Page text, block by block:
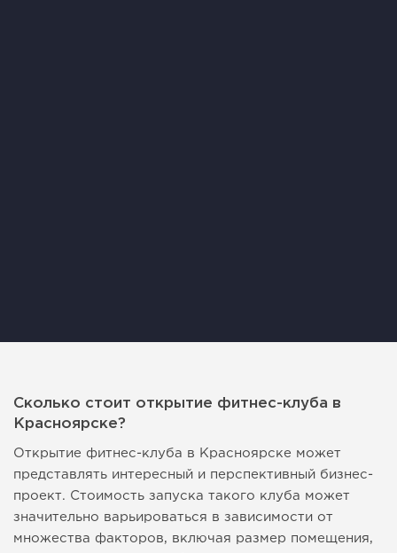
Сколько стоит открытие фитнес-клуба в
Красноярске?
Открытие фитнес-клуба в Красноярске может
представлять интересный и перспективный бизнес-
проект. Стоимость запуска такого клуба может
значительно варьироваться в зависимости от
множества факторов, включая размер помещения,